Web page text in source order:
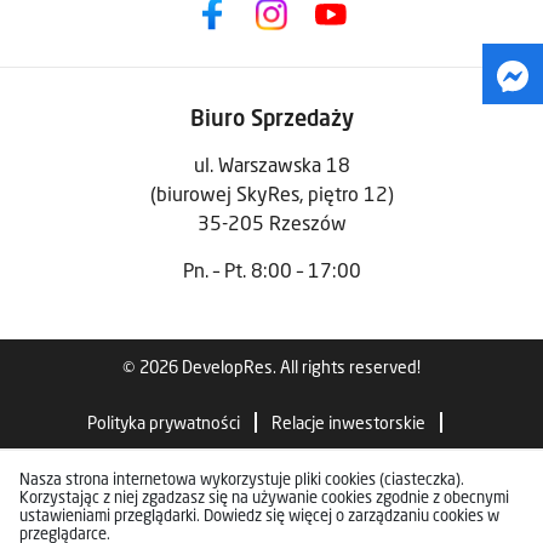
Biuro Sprzedaży
ul. Warszawska 18
(biurowej SkyRes, piętro 12)
35-205 Rzeszów
Pn. – Pt. 8:00 – 17:00
© 2026 DevelopRes. All rights reserved!
Polityka prywatności Relacje inwestorskie
Standardy wykończenia
Nasza strona internetowa wykorzystuje pliki cookies (ciasteczka).
Korzystając z niej zgadzasz się na używanie cookies zgodnie z obecnymi
ustawieniami przeglądarki. Dowiedz się więcej o zarządzaniu cookies w
przeglądarce.